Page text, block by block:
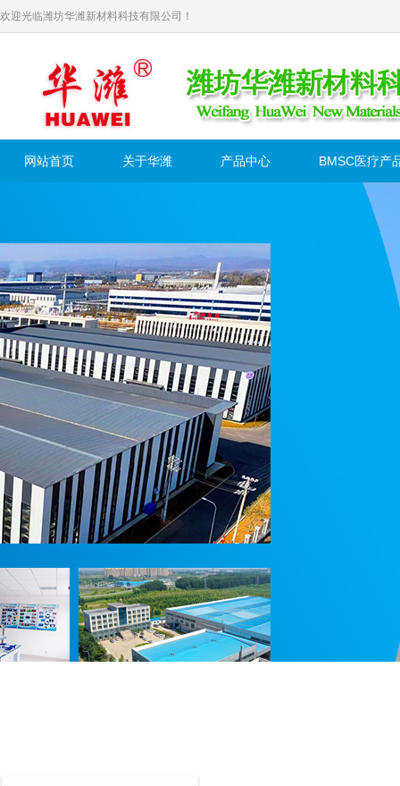
欢迎光临潍坊华潍新材料科技有限公司！
网站首页 关于华潍 产品中心 BMSC医疗产